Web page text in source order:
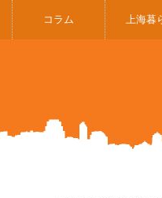
コラム 上海暮